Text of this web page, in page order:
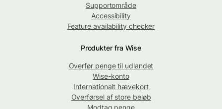
Supportområde
Accessibility
Feature availability checker
Produkter fra Wise
Overfør penge til udlandet
Wise-konto
Internationalt hævekort
Overførsel af store beløb
Modtag penge